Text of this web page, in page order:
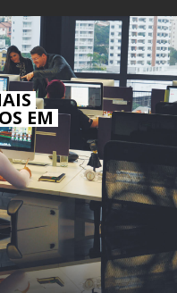
EM